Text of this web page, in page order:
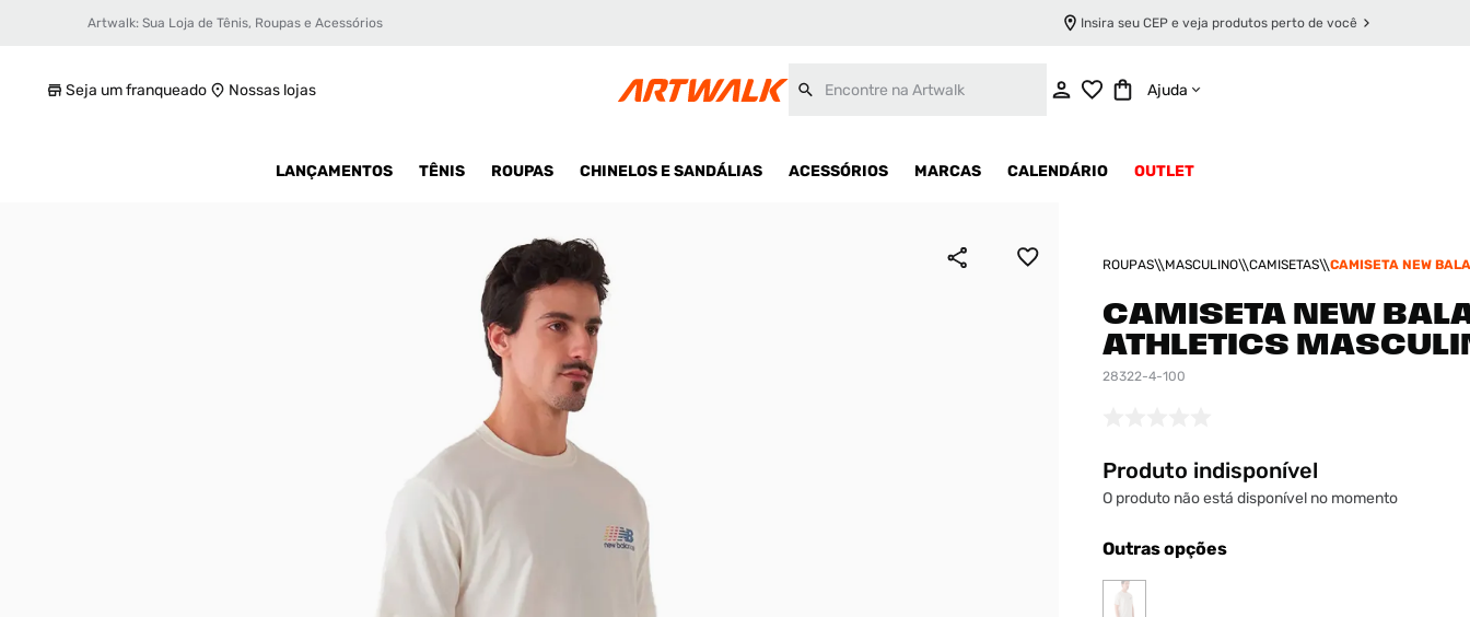
Artwalk: Sua Loja de Tênis, Roupas e Acessórios Insira seu CEP e veja produtos perto de você
Seja um franqueado Nossas lojas Ajuda
LANÇAMENTOS TÊNIS ROUPAS CHINELOS E SANDÁLIAS ACESSÓRIOS MARCAS CALENDÁRIO OUTLET
ROUPAS MASCULINO CAMISETAS
CAMISETA NEW
CAMISETA NEW
ATHLETICS
28322-4-100
Produto indisponível
O produto não está disponível no momento
Outras opções
Camiseta New Balance Athletics Masculina